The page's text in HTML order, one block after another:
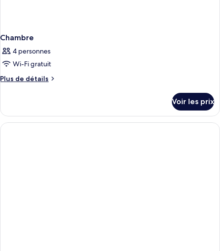
Chambre
4 personnes
Wi-Fi gratuit
Plus de détails
Plus
le
type
de
Voir les prix